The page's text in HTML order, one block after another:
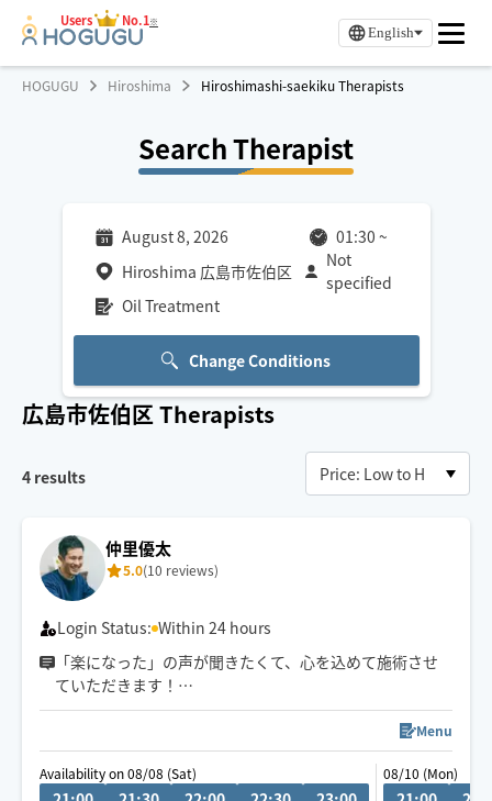
Users No.1※
English
HOGUGU Hiroshima Hiroshimashi-saekiku Therapists
Search Therapist
August 8, 2026 01:30 ~
Hiroshima 広島市佐伯区
Not
specified
Oil Treatment
Change Conditions
広島市佐伯区Therapists
4 results
仲里優太
5.0(10 reviews)
Login Status: Within 24 hours
「楽になった」の声が聞きたくて、心を込めて施術させ
ていただきます！
※車移動の為、駐車場の有無を教えていただけると嬉し
いです🙇
※施術中、運転中などで返信が遅れる場合がございま
Menu
Availability on 08/08 (Sat) 08/10 (Mon)